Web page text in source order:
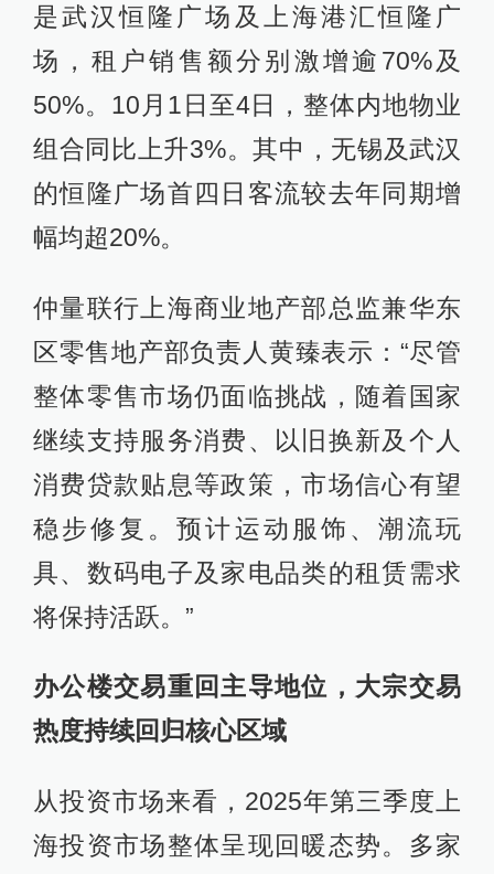
是武汉恒隆广场及上海港汇恒隆广
场，租户销售额分别激增逾70%及
50%。10月1日至4日，整体内地物业
组合同比上升3%。其中，无锡及武汉
的恒隆广场首四日客流较去年同期增
幅均超20%。
仲量联行上海商业地产部总监兼华东
区零售地产部负责人黄臻表示：“尽管
整体零售市场仍面临挑战，随着国家
继续支持服务消费、以旧换新及个人
消费贷款贴息等政策，市场信心有望
稳步修复。预计运动服饰、潮流玩
具、数码电子及家电品类的租赁需求
将保持活跃。”
办公楼交易重回主导地位，大宗交易
热度持续回归核心区域
从投资市场来看，2025年第三季度上
海投资市场整体呈现回暖态势。多家